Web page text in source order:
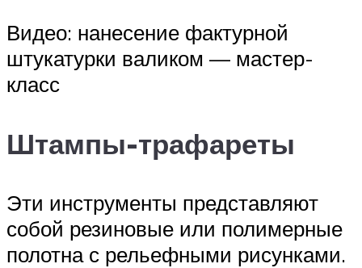
Видео: нанесение фактурной
штукатурки валиком — мастер-
класс
Штампы-трафареты
Эти инструменты представляют
собой резиновые или полимерные
полотна с рельефными рисунками.